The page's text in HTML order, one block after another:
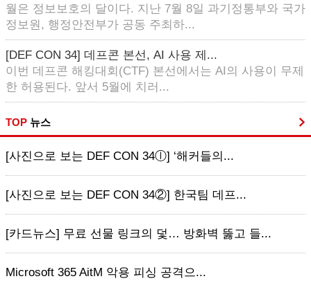
월은 정보보호의 달이다. 지난 7월 8일 과기정통부와 국가
정보원, 행정안전부가 공동 주최하...
[DEF CON 34] 데프콘 본선, AI 사용 제...
이번 데프콘 해킹대회(CTF) 본선에서는 AI의 사용이 무제
한 허용된다. 앞서 5월에 치러...
TOP 뉴스
[사진으로 보는 DEF CON 34ⓛ] ‘해커들의...
[사진으로 보는 DEF CON 34②] 한국팀 데프...
[카드뉴스] 무료 선물 링크의 덫… 방화벽 뚫고 들...
Microsoft 365 AitM 악용 피싱 공격으...